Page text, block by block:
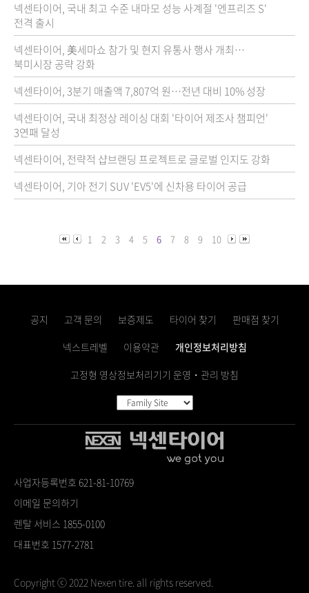
넥센타이어, 국내 최고 수준 내마모 성능 사계절 '엔프리즈 S'
전격 출시
넥센타이어, 美세마쇼 참가 및 현지 유통사 행사 개최…
북미시장 공략 강화
넥센타이어, 3분기 매출액 7,807억 원…전년 대비 10% 성장
넥센타이어, 국내 최정상 레이싱 대회 '타이어 제조사 챔피언'
3연패 달성
넥센타이어, 전략적 샵브랜딩 프로젝트로 글로벌 인지도 강화
넥센타이어, 기아 전기 SUV 'EV5'에 신차용 타이어 공급
1 2 3 4 5 6 7 8 9 10
공지 고객 문의 보증제도 타이어 찾기
판매점 찾기
넥스트레벨
이용약관
개인정보처리방침
고정형 영상정보처리기기 운영・관리 방침
사업자등록번호 621-81-10769
이메일 문의하기
렌탈 서비스 1855-0100
대표번호 1577-2781
Copyright ⓒ 2022 Nexen tire. all rights reserved.